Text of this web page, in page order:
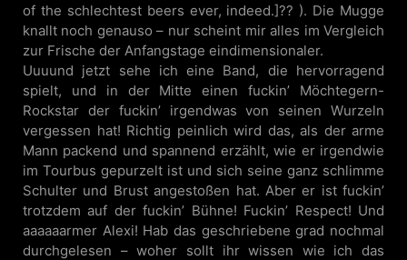
of the schlechtest beers ever, indeed.]?? ). Die Mugge
knallt noch genauso – nur scheint mir alles im Vergleich
zur Frische der Anfangstage eindimensionaler.
Uuuund jetzt sehe ich eine Band, die hervorragend
spielt, und in der Mitte einen fuckin’ Möchtegern-
Rockstar der fuckin’ irgendwas von seinen Wurzeln
vergessen hat! Richtig peinlich wird das, als der arme
Mann packend und spannend erzählt, wie er irgendwie
im Tourbus gepurzelt ist und sich seine ganz schlimme
Schulter und Brust angestoßen hat. Aber er ist fuckin’
trotzdem auf der fuckin’ Bühne! Fuckin’ Respect! Und
aaaaaarmer Alexi! Hab das geschriebene grad nochmal
durchgelesen – woher sollt ihr wissen wie ich das